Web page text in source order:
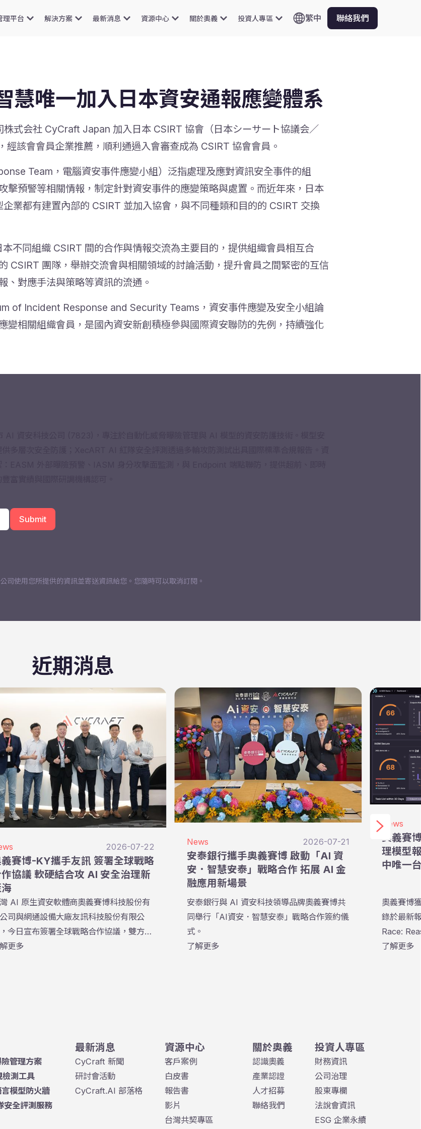
理平台 解決方案 最新消息 資源中心 關於奧義 投資人專區 繁中 聯絡我們
慧唯一加入日本資安通報應變體系
式会社 CyCraft Japan 加入日本 CSIRT 協會（日本シーサート協議会／
該會會員企業推薦，順利通過入會審查成為 CSIRT 協會會員。
Team，電腦資安事件應變小組）泛指處理及應對資訊安全事件的組
擊預警等相關情報，制定針對資安事件的應變策略與處置。而近年來，日本
業都有建置內部的 CSIRT 並加入協會，與不同種類和目的的 CSIRT 交換
不同組織 CSIRT 間的合作與情報交流為主要目的，提供組織會員相互合
CSIRT 團隊，舉辦交流會與相關領域的討論活動，提升會員之間緊密的互信
、對應手法與策略等資訊的流通。
of Incident Response and Security Teams，資安事件應變及安全小組論
變相關組織會員，是國內資安新創積極參與國際資安聯防的先例，持續強化
司使用您所提供的資訊並寄送資訊給您。您隨時可以取消訂閱。
近期消息
2026-07-22
賽博-KY攜手友訊 簽署全球戰略
協議 軟硬結合攻 AI 安全治理新
AI 原生資安軟體商奧義賽博科技股份有
司與網通設備大廠友訊科技股份有限公
今日宣布簽署全球戰略合作協議，雙方將
網通設備與 AI 資安治理領域的技術能
更多
News 2026-07-21
安泰銀行攜手奧義賽博 啟動「AI 資
安．智慧安泰」戰略合作 拓展 AI 金
融應用新場景
安泰銀行與 AI 資安科技領導品牌奧義賽博共
同舉行「AI資安．智慧安泰」戰略合作簽約儀
式。
了解更多
News
奧義賽
理模型
中唯一
奧義賽博
錄於最新
Race:
了解更多
管理方案
測工具
模型防火牆
全評測服務
最新消息
CyCraft 新聞
研討會活動
CyCraft.AI 部落格
資源中心
客戶案例
白皮書
報告書
影片
台灣共契專區
關於奧義
認識奧義
產業認證
人才招募
聯絡我們
投資人專區
財務資訊
公司治理
股東專欄
法說會資訊
ESG 企業永續